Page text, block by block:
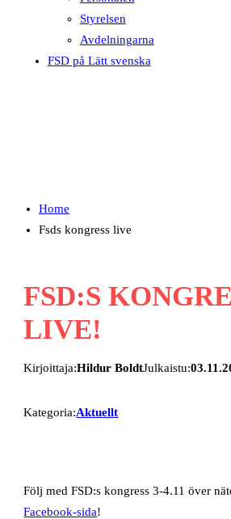
Styrelsen
Avdelningarna
FSD på Lätt svenska
Home
Fsds kongress live
FSD:S
LIVE!
Kirjoittaja:Hildur BoldtJulkaistu:
Kategoria:Aktuellt
Följ med FSD:s kongress 3-4.11 över
Facebook-sida!